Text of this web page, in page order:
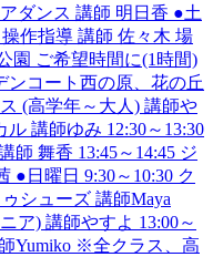
ダンス 講師 明日香 ●土
作指導 講師 佐々木 場
園 ご希望時間に(1時間)
ンコート西の原、花の丘
(高学年～大人) 講師や
講師ゆみ 12:30～13:30
師 舞香 13:45～14:45 ジ
●日曜日 9:30～10:30 ク
シューズ 講師Maya
ア) 講師やすよ 13:00～
Yumiko ※全クラス、高